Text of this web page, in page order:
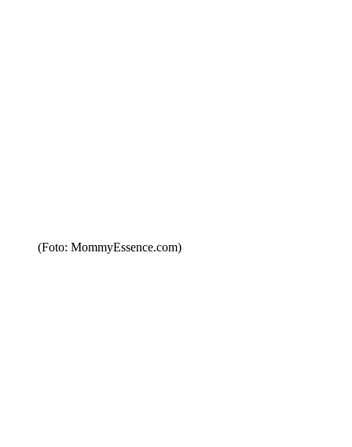
(Foto: MommyEssence.com)